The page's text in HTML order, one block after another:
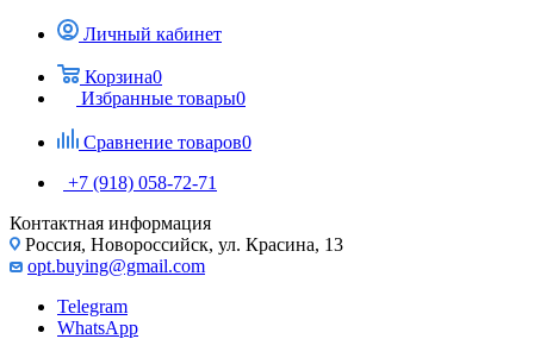
Личный кабинет
Корзина0
Избранные товары0
Сравнение товаров0
+7 (918) 058-72-71
Контактная информация
Россия, Новороссийск, ул. Красина, 13
opt.buying@gmail.com
Telegram
WhatsApp